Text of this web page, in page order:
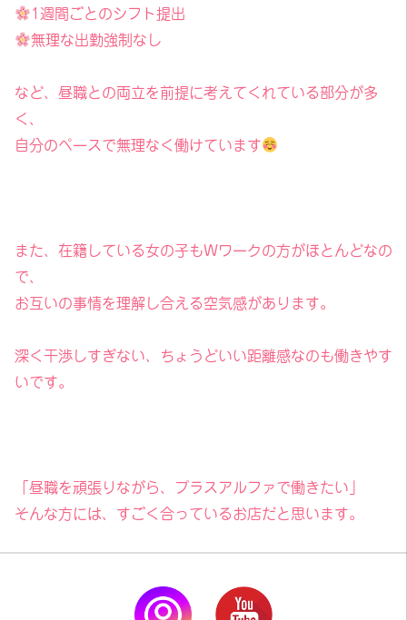
1週間ごとのシフト提出
無理な出勤強制なし
など、昼職との両立を前提に考えてくれている部分が多
く、
自分のペースで無理なく働けています
また、在籍している女の子もWワークの方がほとんどなの
で、
お互いの事情を理解し合える空気感があります。
深く干渉しすぎない、ちょうどいい距離感なのも働きやす
いです。
「昼職を頑張りながら、プラスアルファで働きたい」
そんな方には、すごく合っているお店だと思います。